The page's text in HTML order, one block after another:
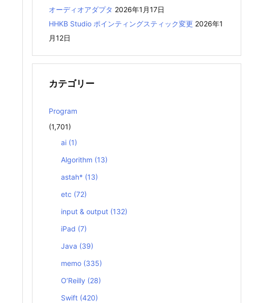
オーディオアダプタ 2026年1月17日
HHKB Studio ポインティングスティック変更 2026年1
月12日
カテゴリー
Program
(1,701)
ai (1)
Algorithm (13)
astah* (13)
etc (72)
input & output (132)
iPad (7)
Java (39)
memo (335)
O’Reilly (28)
Swift (420)